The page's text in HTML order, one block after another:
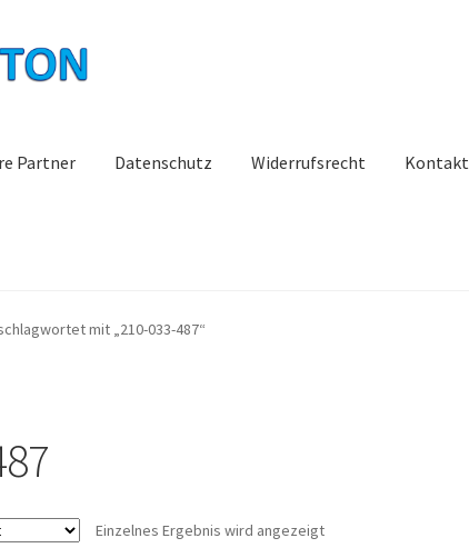
Partner Datenschutz Widerrufsrecht Kontakt
mit „210-033-487“
Einzelnes Ergebnis wird angezeigt